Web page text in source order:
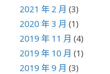
2021 年 2 月 (3)
2020 年 3 月 (1)
2019 年 11 月 (4)
2019 年 10 月 (1)
2019 年 9 月 (3)